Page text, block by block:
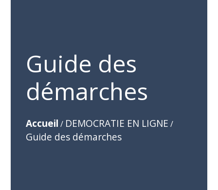
Guide des
démarches
Accueil / DEMOCRATIE EN LIGNE /
Guide des démarches